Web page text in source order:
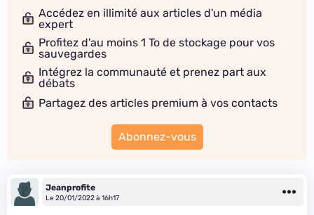
Accédez en illimité aux articles d'un média
expert
Profitez d'au moins 1 To de stockage pour vos
sauvegardes
Intégrez la communauté et prenez part aux
débats
Partagez des articles premium à vos contacts
Abonnez-vous
Jeanprofite
Le 20/01/2022 à 16h17